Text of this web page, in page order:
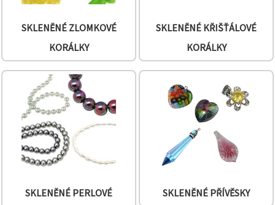
Nastavení
SKLENĚNÉ ZLOMKOVÉ
KORÁLKY
SKLENĚNÉ KŘIŠŤÁLOVÉ
KORÁLKY
SKLENĚNÉ PERLOVÉ
SKLENĚNÉ PŘÍVĚSKY